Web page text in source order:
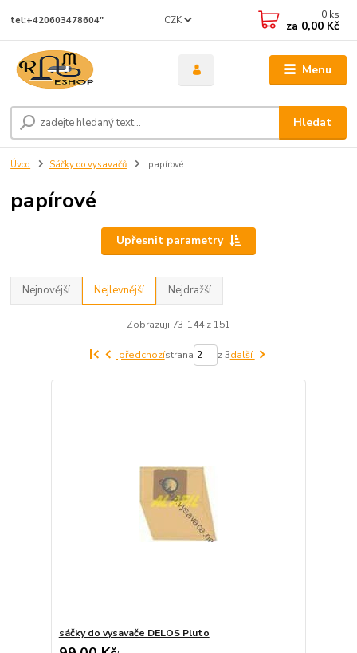
Menu
CZK
Hledat
tel:+420603478604" 0 ks
za 0,00 Kč
Úvod Sáčky do vysavačů papírové
papírové
Upřesnit parametry
Nejnovější Nejlevnější Nejdražší
Zobrazuji 73-144 z 151
předchozístrana z 3další
sáčky do vysavače DELOS Pluto